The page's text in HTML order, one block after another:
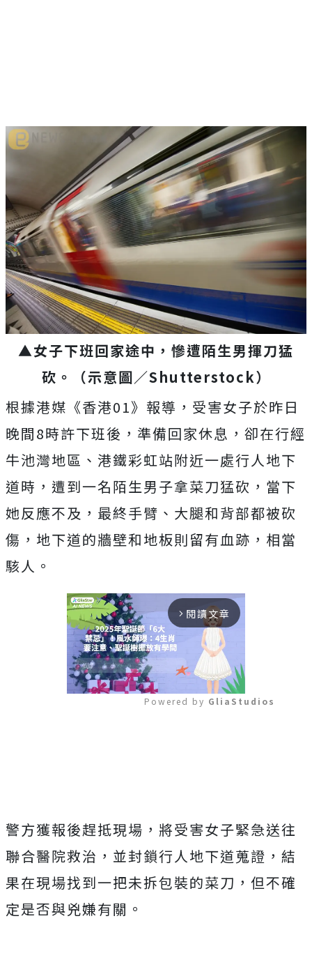
▲女子下班回家途中，慘遭陌生男揮刀猛
砍。（示意圖／Shutterstock）
根據港媒《香港01》報導，受害女子於昨日
晚間8時許下班後，準備回家休息，卻在行經
牛池灣地區、港鐵彩虹站附近一處行人地下
道時，遭到一名陌生男子拿菜刀猛砍，當下
她反應不及，最終手臂、大腿和背部都被砍
傷，地下道的牆壁和地板則留有血跡，相當
駭人。
arrow_forward_ios 閱讀文章
Powered by GliaStudios
警方獲報後趕抵現場，將受害女子緊急送往
聯合醫院救治，並封鎖行人地下道蒐證，結
果在現場找到一把未拆包裝的菜刀，但不確
定是否與兇嫌有關。